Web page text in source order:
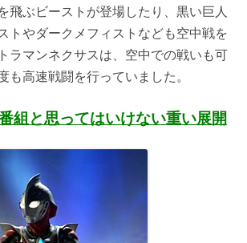
飛ぶビーストが登場したり、黒い巨人
トやダークメフィストなども空中戦を
ラマンネクサスは、空中での戦いも可
も高速戦闘を行っていました。
組と思ってはいけない重い展開